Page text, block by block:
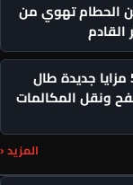
الحطام تهوي من
واتساب يقلب قواعد المكالمات.. 5 مزايا جديدة طال
ونقل المكالمات
المزيد ‹